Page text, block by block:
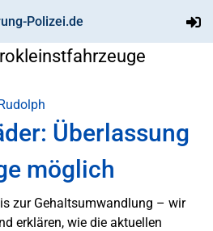
Polizei.de
Überlassung
möglich
zur Gehaltsumwandlung – wir
erklären, wie die aktuellen